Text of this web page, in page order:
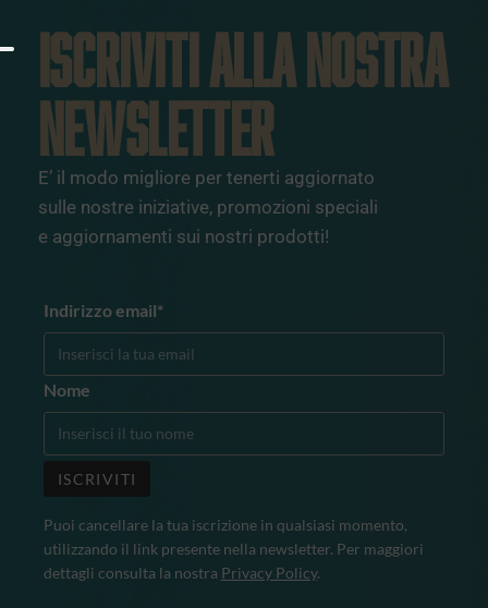
ISCRIVITI ALLA NOSTRA
NEWSLETTER
E’ il modo migliore per tenerti aggiornato
sulle nostre iniziative, promozioni speciali
e aggiornamenti sui nostri prodotti!
Indirizzo email*
Nome
Puoi cancellare la tua iscrizione in qualsiasi momento,
utilizzando il link presente nella newsletter. Per maggiori
dettagli consulta la nostra Privacy Policy.